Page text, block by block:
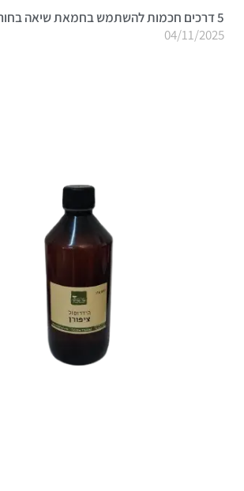
5 דרכים חכמות להשתמש בחמאת שיאה בחורף הקרוב
04/11/2025